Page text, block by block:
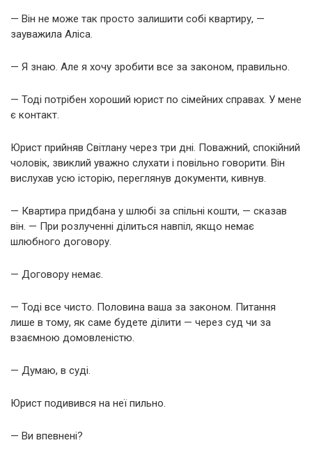
— Він не може так просто залишити собі квартиру, —
зауважила Аліса.
— Я знаю. Але я хочу зробити все за законом, правильно.
— Тоді потрібен хороший юрист по сімейних справах. У мене
є контакт.
Юрист прийняв Світлану через три дні. Поважний, спокійний
чоловік, звиклий уважно слухати і повільно говорити. Він
вислухав усю історію, переглянув документи, кивнув.
— Квартира придбана у шлюбі за спільні кошти, — сказав
він. — При розлученні ділиться навпіл, якщо немає
шлюбного договору.
— Договору немає.
— Тоді все чисто. Половина ваша за законом. Питання
лише в тому, як саме будете ділити — через суд чи за
взаємною домовленістю.
— Думаю, в суді.
Юрист подивився на неї пильно.
— Ви впевнені?